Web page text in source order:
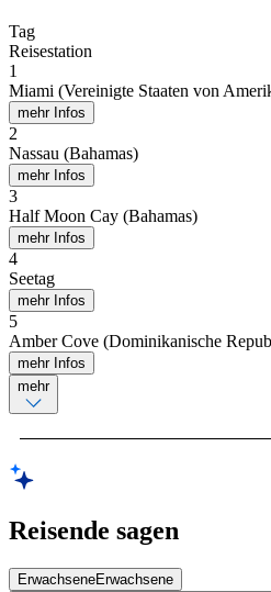
Tag
Reisestation
1
Miami (Vereinigte Staaten von
mehr Infos
2
Nassau (Bahamas)
mehr Infos
3
Half Moon Cay (Bahamas)
mehr Infos
4
Seetag
mehr Infos
5
Amber Cove (Dominikanische
mehr Infos
mehr
Reisende sagen
ErwachseneErwachsene